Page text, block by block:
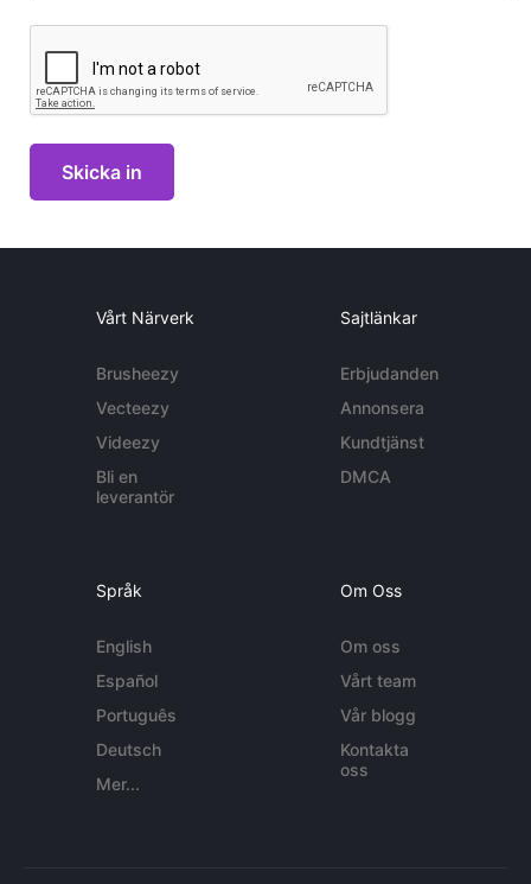
Vårt Närverk
Brusheezy
Vecteezy
Videezy
Bli en
leverantör
Sajtlänkar
Erbjudanden
Annonsera
Kundtjänst
DMCA
Språk
English
Español
Português
Deutsch
Mer...
Om Oss
Om oss
Vårt team
Vår blogg
Kontakta
oss